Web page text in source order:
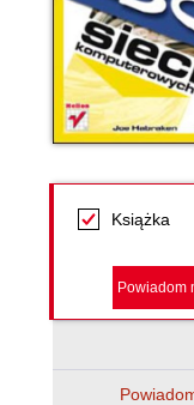
Książka
Powiadom